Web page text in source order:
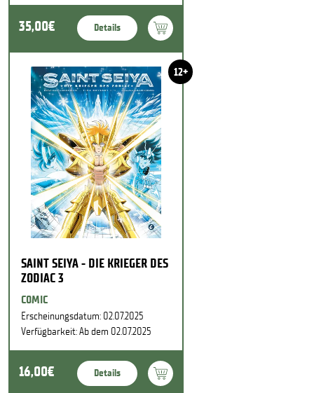
35,00€ Details
12+
SAINT SEIYA - DIE KRIEGER DES
ZODIAC 3
COMIC
Erscheinungsdatum: 02.07.2025
Verfügbarkeit: Ab dem 02.07.2025
16,00€ Details